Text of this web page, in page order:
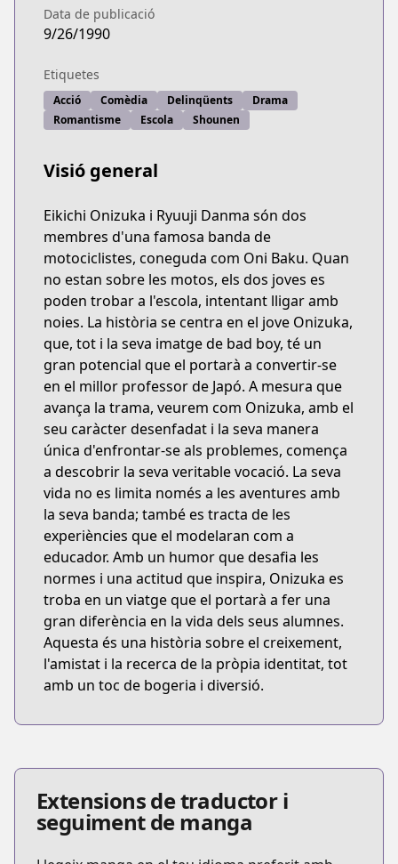
Data de publicació
9/26/1990
Etiquetes
Acció Comèdia Delinqüents
Drama
Romantisme
Escola Shounen
Visió general
Eikichi Onizuka i Ryuuji Danma són dos
membres d'una famosa banda de
motociclistes, coneguda com Oni Baku. Quan
no estan sobre les motos, els dos joves es
poden trobar a l'escola, intentant lligar amb
noies. La història se centra en el jove Onizuka,
que, tot i la seva imatge de bad boy, té un
gran potencial que el portarà a convertir-se
en el millor professor de Japó. A mesura que
avança la trama, veurem com Onizuka, amb el
seu caràcter desenfadat i la seva manera
única d'enfrontar-se als problemes, comença
a descobrir la seva veritable vocació. La seva
vida no es limita només a les aventures amb
la seva banda; també es tracta de les
experiències que el modelaran com a
educador. Amb un humor que desafia les
normes i una actitud que inspira, Onizuka es
troba en un viatge que el portarà a fer una
gran diferència en la vida dels seus alumnes.
Aquesta és una història sobre el creixement,
l'amistat i la recerca de la pròpia identitat, tot
amb un toc de bogeria i diversió.
Extensions de traductor i
seguiment de manga